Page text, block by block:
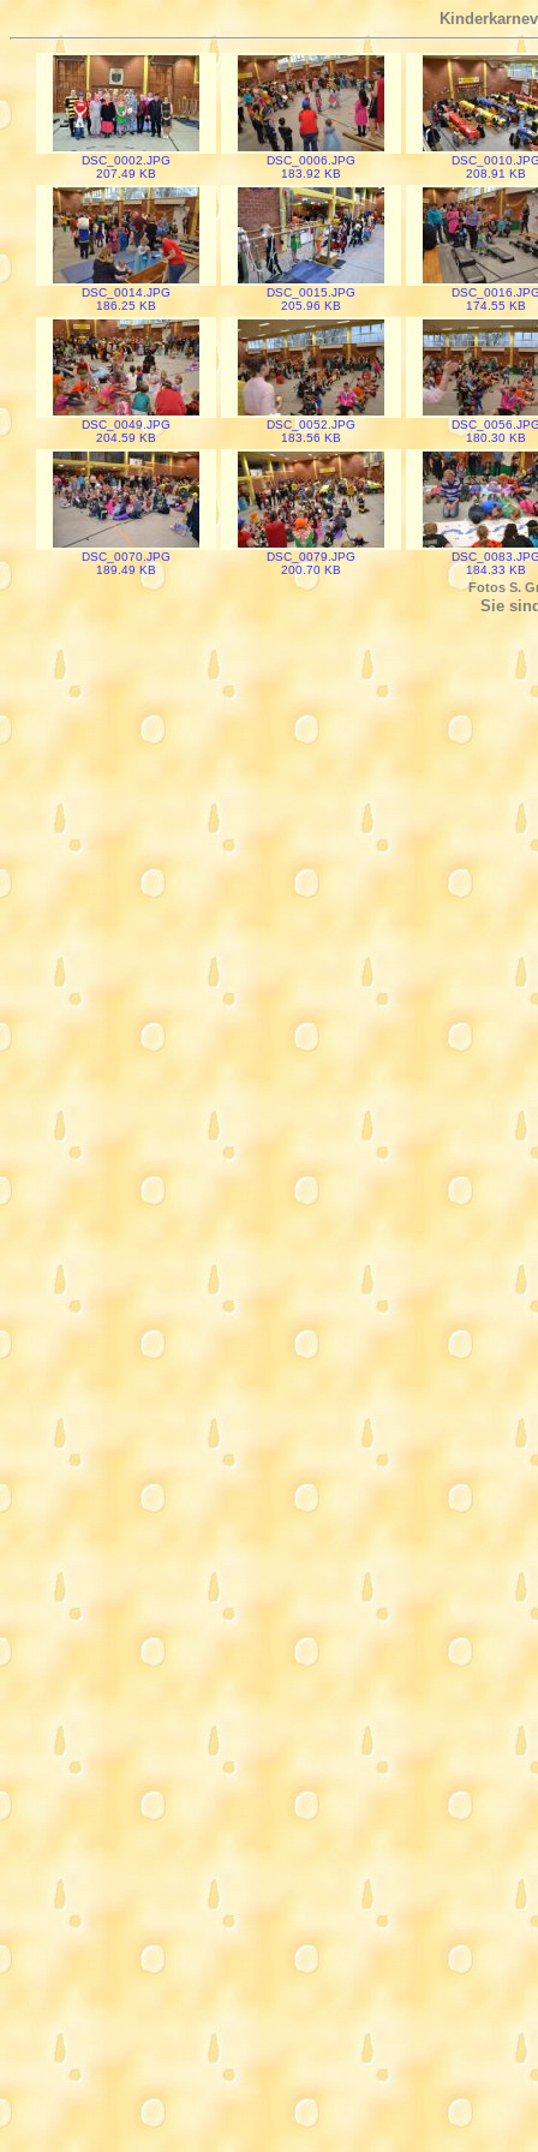
DSC_0002.JPG
207.49 KB
DSC_0006.JPG
183.92 KB
208.91 KB
DSC_0014.JPG
186.25 KB
DSC_0015.JPG
205.96 KB
174.55 KB
DSC_0049.JPG
204.59 KB
DSC_0052.JPG
183.56 KB
180.30 KB
DSC_0070.JPG
189.49 KB
DSC_0079.JPG
200.70 KB
184.33 KB
Fotos S.
Sie